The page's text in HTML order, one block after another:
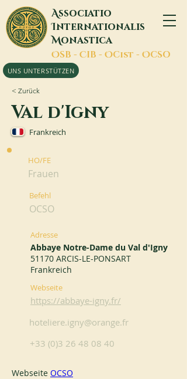
Associatio
Internationalis
Monastica
OSB - CIB - OCist - OCSO
UNS UNTERSTÜTZEN
< Zurück
Val d'Igny
Frankreich
HO/FE
Frauen
Befehl
OCSO
Adresse
Abbaye Notre-Dame du Val d'Igny
51170 ARCIS-LE-PONSART
Frankreich
Webseite
https://abbaye-igny.fr/
hoteliere.igny@orange.fr
+33 (0)3 26 48 08 40
Webseite OCSO